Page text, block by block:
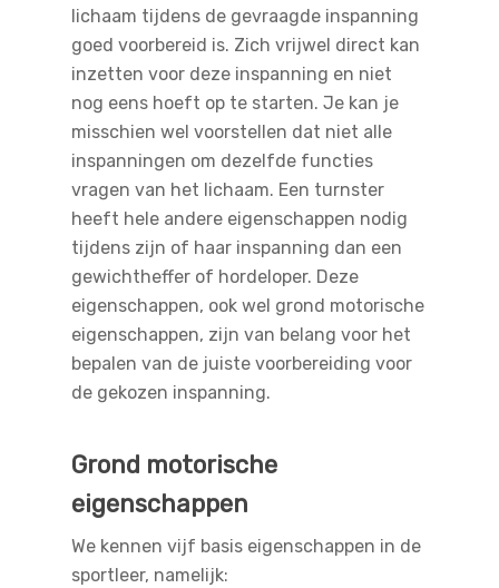
lichaam tijdens de gevraagde inspanning
goed voorbereid is. Zich vrijwel direct kan
inzetten voor deze inspanning en niet
nog eens hoeft op te starten. Je kan je
misschien wel voorstellen dat niet alle
inspanningen om dezelfde functies
vragen van het lichaam. Een turnster
heeft hele andere eigenschappen nodig
tijdens zijn of haar inspanning dan een
gewichtheffer of hordeloper. Deze
eigenschappen, ook wel grond motorische
eigenschappen, zijn van belang voor het
bepalen van de juiste voorbereiding voor
de gekozen inspanning.
Grond motorische
eigenschappen
We kennen vijf basis eigenschappen in de
sportleer, namelijk: